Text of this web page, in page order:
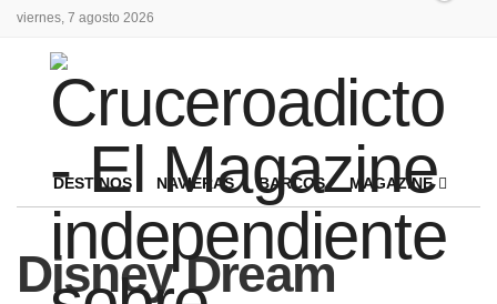
viernes, 7 agosto 2026
DESTINOS NAVIERAS BARCOS MAGAZINE
Disney Dream